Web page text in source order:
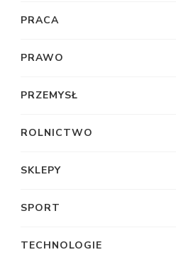
PRACA
PRAWO
PRZEMYSŁ
ROLNICTWO
SKLEPY
SPORT
TECHNOLOGIE